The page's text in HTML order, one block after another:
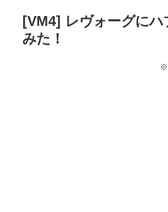
[VM4] レヴォーグに
みた！
※